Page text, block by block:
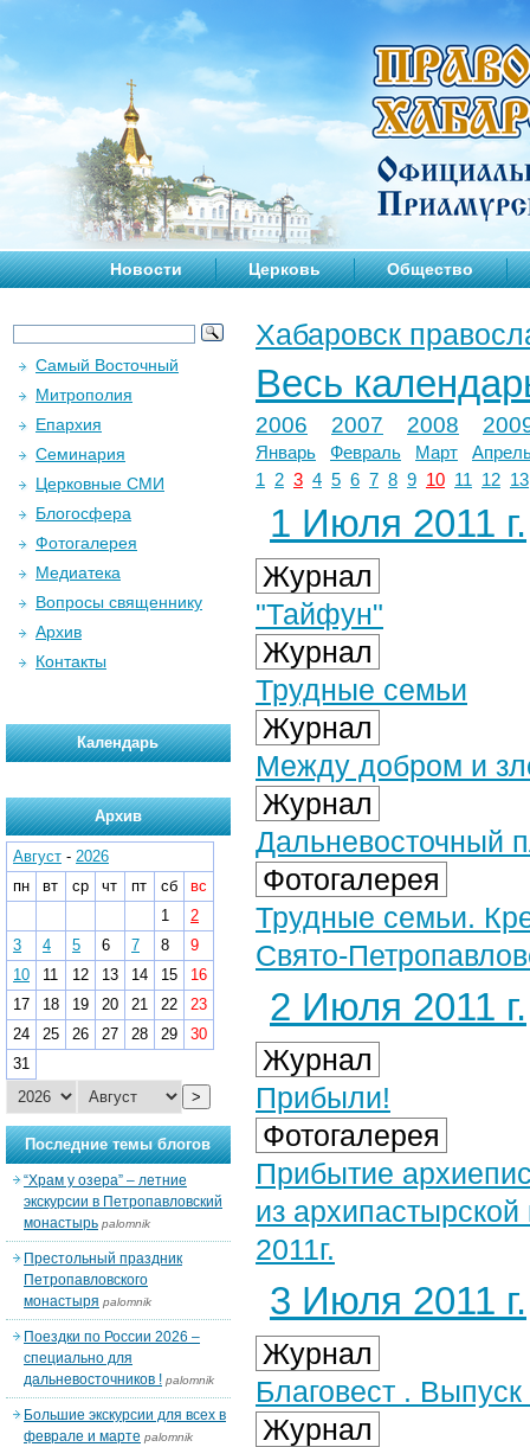
Новости Церковь Общество
Хабаровск
Весь
2006 2007 2008
Январь Февраль Март
1
2 3 4 5 6 7 8 9 10 11 12 13
1 Июля 2011 г.
Журнал
"Тайфун"
Журнал
Трудные семьи
Журнал
Между добром и
Журнал
Дальневосточный
Фотогалерея
Трудные семьи.
Свято-
2 Июля 2011 г.
Журнал
Прибыли!
Фотогалерея
Прибытие
из
2011г.
3 Июля 2011 г.
Журнал
Благовест .
Журнал
Самый Восточный
Митрополия
Епархия
Семинария
Церковные СМИ
Блогосфера
Фотогалерея
Медиатека
Вопросы священнику
Архив
Контакты
Календарь
Архив
Август - 2026
пн
вт ср чт пт сб
вс
1
2
3
4 5 6 7 8
9
10
11 12 13 14 15
16
17
18 19 20 21 22
23
24
25 26 27 28 29
30
31
>
Последние темы блогов
“Храм у озера” – летние
экскурсии в Петропавловский
монастырь palomnik
Престольный праздник
Петропавловского
монастыря palomnik
Поездки по России 2026 –
специально для
дальневосточников ! palomnik
Большие экскурсии для всех в
феврале и марте palomnik